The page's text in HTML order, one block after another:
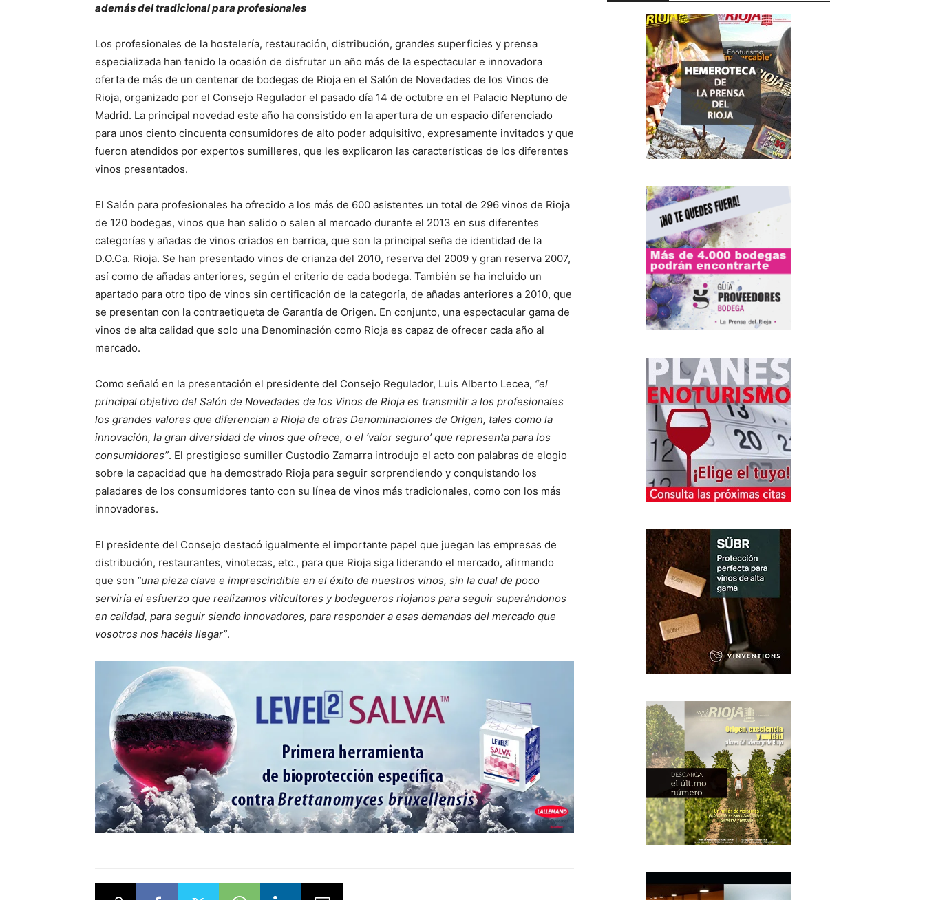
además del tradicional para profesionales
Los profesionales de la hostelería, restauración, distribución, grandes superficies y prensa
especializada han tenido la ocasión de disfrutar un año más de la espectacular e innovadora
oferta de más de un centenar de bodegas de Rioja en el Salón de Novedades de los Vinos de
Rioja, organizado por el Consejo Regulador el pasado día 14 de octubre en el Palacio Neptuno de
Madrid. La principal novedad este año ha consistido en la apertura de un espacio diferenciado
para unos ciento cincuenta consumidores de alto poder adquisitivo, expresamente invitados y que
fueron atendidos por expertos sumilleres, que les explicaron las características de los diferentes
vinos presentados.
El Salón para profesionales ha ofrecido a los más de 600 asistentes un total de 296 vinos de Rioja
de 120 bodegas, vinos que han salido o salen al mercado durante el 2013 en sus diferentes
categorías y añadas de vinos criados en barrica, que son la principal seña de identidad de la
D.O.Ca. Rioja. Se han presentado vinos de crianza del 2010, reserva del 2009 y gran reserva 2007,
así como de añadas anteriores, según el criterio de cada bodega. También se ha incluido un
apartado para otro tipo de vinos sin certificación de la categoría, de añadas anteriores a 2010, que
se presentan con la contraetiqueta de Garantía de Origen. En conjunto, una espectacular gama de
vinos de alta calidad que solo una Denominación como Rioja es capaz de ofrecer cada año al
mercado.
Como señaló en la presentación el presidente del Consejo Regulador, Luis Alberto Lecea, “el
principal objetivo del Salón de Novedades de los Vinos de Rioja es transmitir a los profesionales
los grandes valores que diferencian a Rioja de otras Denominaciones de Origen, tales como la
innovación, la gran diversidad de vinos que ofrece, o el ‘valor seguro’ que representa para los
consumidores”. El prestigioso sumiller Custodio Zamarra introdujo el acto con palabras de elogio
sobre la capacidad que ha demostrado Rioja para seguir sorprendiendo y conquistando los
paladares de los consumidores tanto con su línea de vinos más tradicionales, como con los más
innovadores.
El presidente del Consejo destacó igualmente el importante papel que juegan las empresas de
distribución, restaurantes, vinotecas, etc., para que Rioja siga liderando el mercado, afirmando
que son “una pieza clave e imprescindible en el éxito de nuestros vinos, sin la cual de poco
serviría el esfuerzo que realizamos viticultores y bodegueros riojanos para seguir superándonos
en calidad, para seguir siendo innovadores, para responder a esas demandas del mercado que
vosotros nos hacéis llegar”.